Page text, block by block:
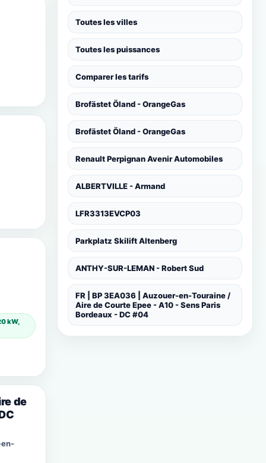
kW,
de
en-
Toutes les villes
Toutes les puissances
Comparer les tarifs
Brofästet Öland - OrangeGas
Brofästet Öland - OrangeGas
Renault Perpignan Avenir Automobiles
ALBERTVILLE - Armand
LFR3313EVCP03
Parkplatz Skilift Altenberg
ANTHY-SUR-LEMAN - Robert Sud
FR | BP 3EA036 | Auzouer-en-Touraine /
Aire de Courte Epee - A10 - Sens Paris
Bordeaux - DC #04